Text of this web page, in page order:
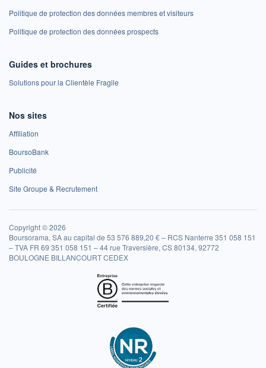
Politique de protection des données membres et visiteurs
Politique de protection des données prospects
Guides et brochures
Solutions pour la Clientèle Fragile
Nos sites
Affiliation
BoursoBank
Publicité
Site Groupe & Recrutement
Copyright © 2026
Boursorama, SA au capital de 53 576 889,20 € – RCS Nanterre 351 058 151
– TVA FR 69 351 058 151 – 44 rue Traversière, CS 80134, 92772
BOULOGNE BILLANCOURT CEDEX